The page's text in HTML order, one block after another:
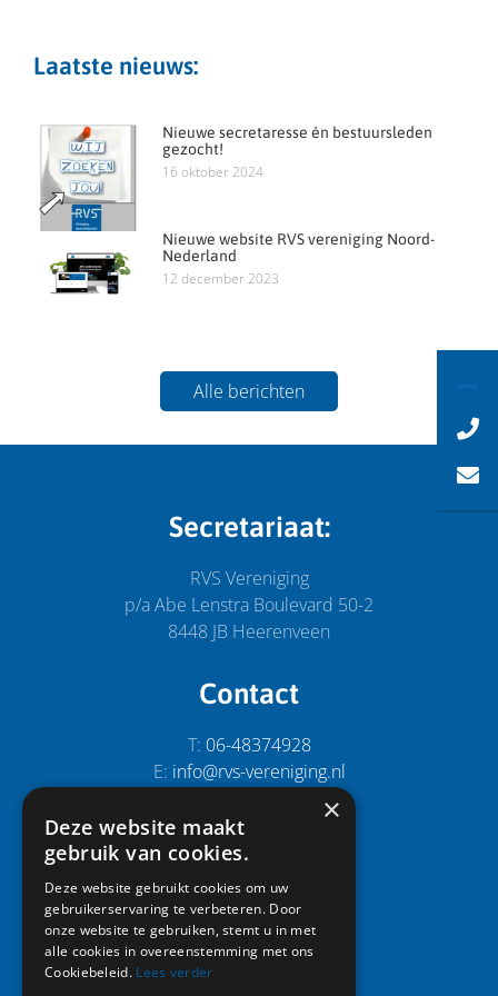
Laatste nieuws:
Nieuwe secretaresse én bestuursleden
gezocht!
16 oktober 2024
Nieuwe website RVS vereniging Noord-
Nederland
12 december 2023
Alle berichten
Secretariaat:
RVS Vereniging
p/a Abe Lenstra Boulevard 50-2
8448 JB Heerenveen
Contact
T: 06-48374928
E: info@rvs-vereniging.nl
Snel naar:
Home
Activiteiten
Leden
Vereniging
×
Deze website maakt
gebruik van cookies.
Deze website gebruikt cookies om uw
gebruikerservaring te verbeteren. Door
onze website te gebruiken, stemt u in met
alle cookies in overeenstemming met ons
Cookiebeleid. Lees verder